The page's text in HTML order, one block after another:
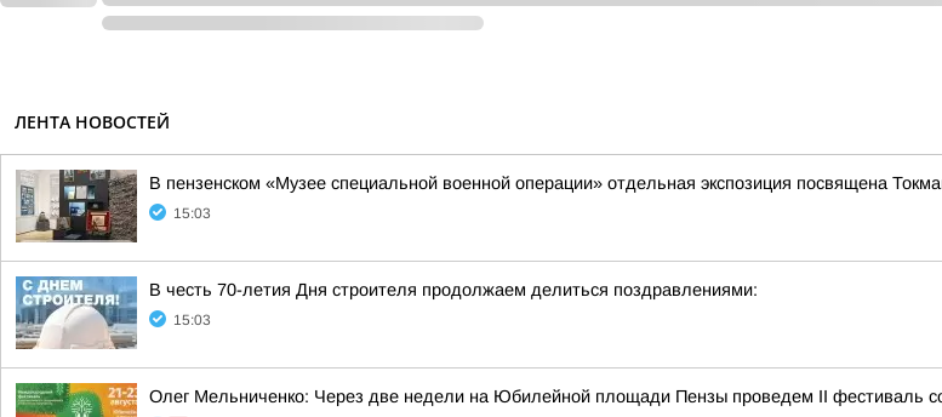
ЛЕНТА НОВОСТЕЙ
В пензенском «Музее специальной военной операции» отдельная экспозиция посвящена
15:03
В честь 70-летия Дня строителя продолжаем делиться поздравлениями:
15:03
Олег Мельниченко: Через две недели на Юбилейной площади Пензы проведем II фестиваль